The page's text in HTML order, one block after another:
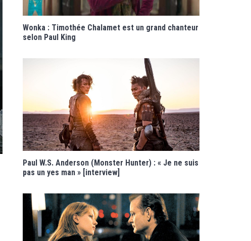
Wonka : Timothée Chalamet est un grand chanteur
selon Paul King
Paul W.S. Anderson (Monster Hunter) : « Je ne suis
pas un yes man » [interview]